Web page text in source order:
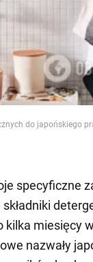
do japońskiego
specyficzne
kilka miesięcy
nazwały